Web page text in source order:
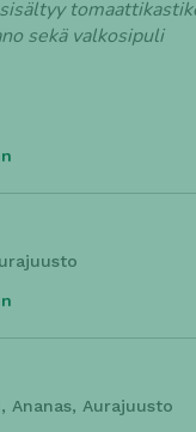
sekä valkosipuli
Ananas, Aurajuusto